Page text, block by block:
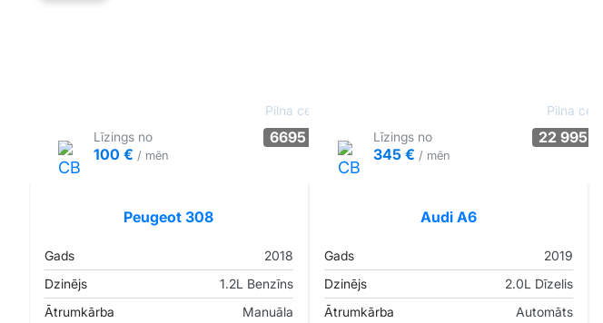
Līzings no
100 € / mēn
Pilna cena
6695 €
Peugeot 308
Gads
2018
Dzinējs
1.2L Benzīns
Ātrumkārba
Manuāla
Līzings no
345 € / mēn
Pilna cena
22 995 €
Audi A6
Gads
2019
Dzinējs
2.0L Dīzelis
Ātrumkārba
Automāts